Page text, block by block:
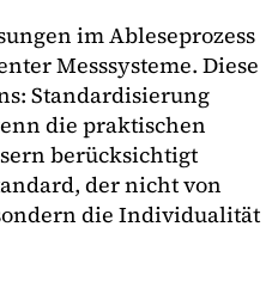
im Ableseprozess
Messsysteme. Diese
Standardisierung
die praktischen
berücksichtigt
der nicht von
die Individualität